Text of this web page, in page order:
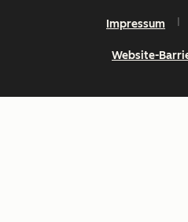
Impressum
Website-